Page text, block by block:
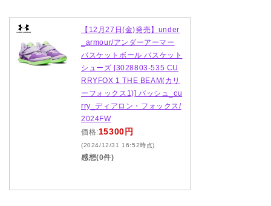
【12月27日(金)発売】under
_armour/アンダーアーマー
バスケットボール バスケット
シューズ [3028803-535 CU
RRYFOX 1 THE BEAM(カリ
ーフォックス1)] バッシュ_cu
rry_ディアロン・フォックス/
2024FW
価格:15300円
(2024/12/31 16:52時点)
感想(0件)